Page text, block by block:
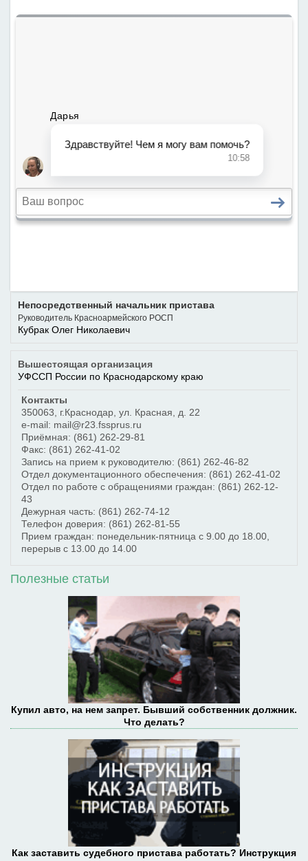
Непосредственный начальник пристава
Руководитель Красноармейского РОСП
Кубрак Олег Николаевич
Вышестоящая организация
УФССП России по Краснодарскому краю
Контакты
350063
г.Краснодар ул. Красная, д. 22
e-mail: mail@r23.fssprus.ru
Приёмная: (861) 262-29-81
Факс: (861) 262-41-02
Запись на прием к руководителю: (861) 262-46-82
Отдел документационного обеспечения: (861) 262-41-02
Отдел по работе с обращениями граждан: (861) 262-12-
43
Дежурная часть: (861) 262-74-12
Телефон доверия: (861) 262-81-55
Прием граждан: понедельник-пятница с 9.00 до 18.00,
перерыв с 13.00 до 14.00
Полезные статьи
Купил авто, на нем запрет. Бывший собственник должник.
Что делать?
Как заставить судебного пристава работать? Инструкция